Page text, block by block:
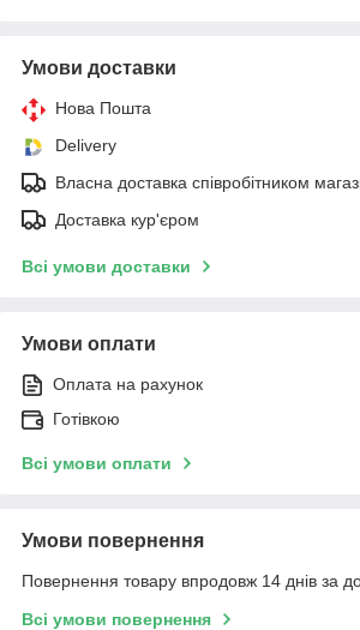
Умови доставки
Нова Пошта
Delivery
Власна доставка співробітником
Доставка кур'єром
Всі умови доставки
Умови оплати
Оплата на рахунок
Готівкою
Всі умови оплати
Умови повернення
Повернення товару впродовж 14 днів за
Всі умови повернення